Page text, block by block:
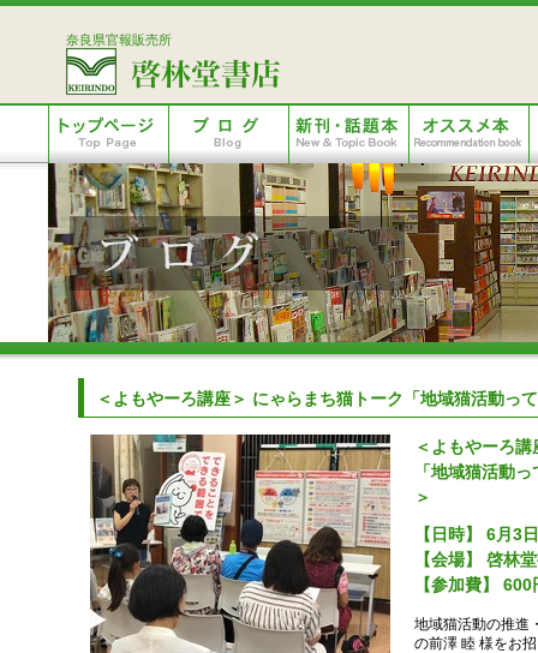
奈良県官報販売所
＜よもやーろ講座＞ にゃらまち猫トーク「地域猫活動っ
＜よもやーろ
「地域猫活動
＞
【日時】 6月3
【会場】 啓林
【参加費】 600
地域猫活動の推進
の前澤 睦 様をお